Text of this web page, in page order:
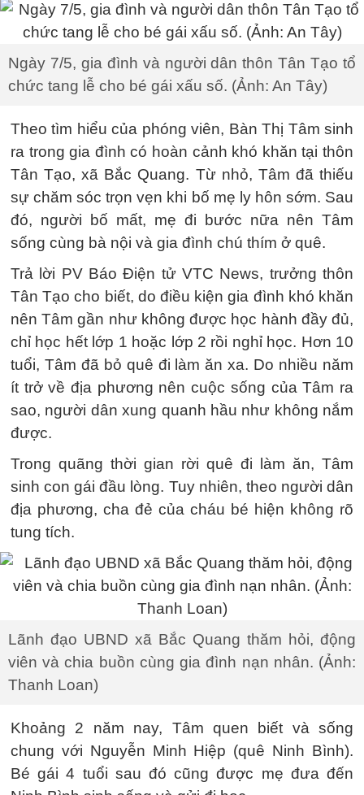
Ngày 7/5, gia đình và người dân thôn Tân Tạo tổ
chức tang lễ cho bé gái xấu số. (Ảnh: An Tây)
Theo tìm hiểu của phóng viên, Bàn Thị Tâm sinh
ra trong gia đình có hoàn cảnh khó khăn tại thôn
Tân Tạo, xã Bắc Quang. Từ nhỏ, Tâm đã thiếu
sự chăm sóc trọn vẹn khi bố mẹ ly hôn sớm. Sau
đó, người bố mất, mẹ đi bước nữa nên Tâm
sống cùng bà nội và gia đình chú thím ở quê.
Trả lời PV Báo Điện tử VTC News, trưởng thôn
Tân Tạo cho biết, do điều kiện gia đình khó khăn
nên Tâm gần như không được học hành đầy đủ,
chỉ học hết lớp 1 hoặc lớp 2 rồi nghỉ học. Hơn 10
tuổi, Tâm đã bỏ quê đi làm ăn xa. Do nhiều năm
ít trở về địa phương nên cuộc sống của Tâm ra
sao, người dân xung quanh hầu như không nắm
được.
Trong quãng thời gian rời quê đi làm ăn, Tâm
sinh con gái đầu lòng. Tuy nhiên, theo người dân
địa phương, cha đẻ của cháu bé hiện không rõ
tung tích.
Lãnh đạo UBND xã Bắc Quang thăm hỏi, động
viên và chia buồn cùng gia đình nạn nhân. (Ảnh:
Thanh Loan)
Khoảng 2 năm nay, Tâm quen biết và sống
chung với Nguyễn Minh Hiệp (quê Ninh Bình).
Bé gái 4 tuổi sau đó cũng được mẹ đưa đến